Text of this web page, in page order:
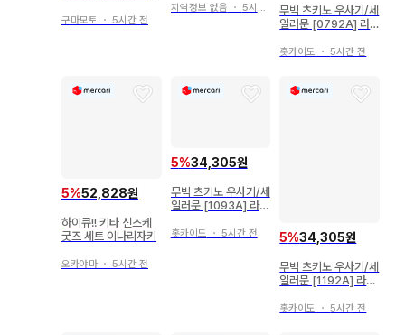
레어
구마모토 ・ 5시간 전
지역정보 없음 ・ 5시간 전
무빅 츠키노 우사기/세
일러문 [0792A] 라
홋카이도 ・5시간 전
5%52,828원
하이큐!! 키타 신스케
굿즈 세트 이나리자키
오카야마 ・ 5시간 전
5%34,305원
무빅 츠키노 우사기/세
일러문 [1093A] 라미
홋카이도 ・ 5시간 전 5%34,305원
무빅 츠키노 우사기/세
일러문 [1192A] 라미
홋카이도 ・5시간 전